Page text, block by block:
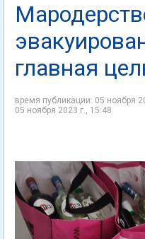
главная
время публикации: 05 ноября
05 ноября 2023 г., 15:48